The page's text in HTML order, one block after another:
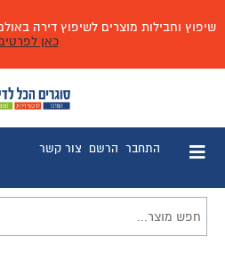
שיפוץ וחבילות מוצרים לשיפוץ דירה באולם
כאן
התחבר הרשם צור קשר